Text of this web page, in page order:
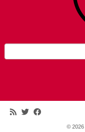
索:
© 2026